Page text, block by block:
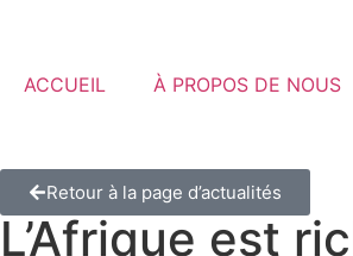
ACCUEIL À PROPOS DE NOUS
Retour à la page d’actualités
L’Afrique est